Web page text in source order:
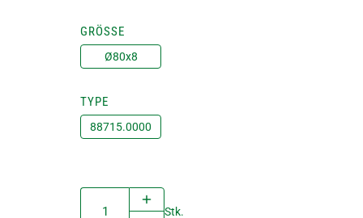
GRÖSSE
Ø80x8
TYPE
88715.0000
Stk.